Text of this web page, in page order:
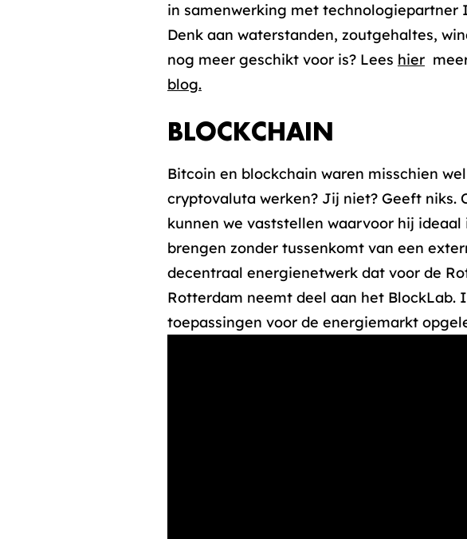
in samenwerking met technologiepartner
Denk aan waterstanden, zoutgehaltes,
nog meer geschikt voor is? Lees hier
blog.
BLOCKCHAIN
Bitcoin en blockchain waren misschien
cryptovaluta werken? Jij niet? Geeft niks.
kunnen we vaststellen waarvoor hij
brengen zonder tussenkomt van een
decentraal energienetwerk dat voor de
Rotterdam neemt deel aan het BlockLab.
toepassingen voor de energiemarkt